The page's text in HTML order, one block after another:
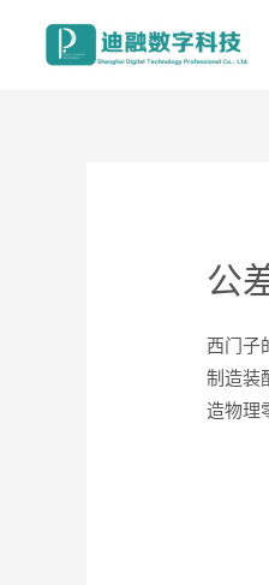
公
西门子
制造装
造物理